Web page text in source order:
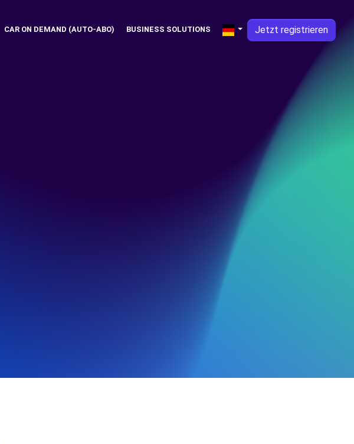
CAR ON DEMAND (AUTO-ABO) BUSINESS SOLUTIONS Jetzt registrieren